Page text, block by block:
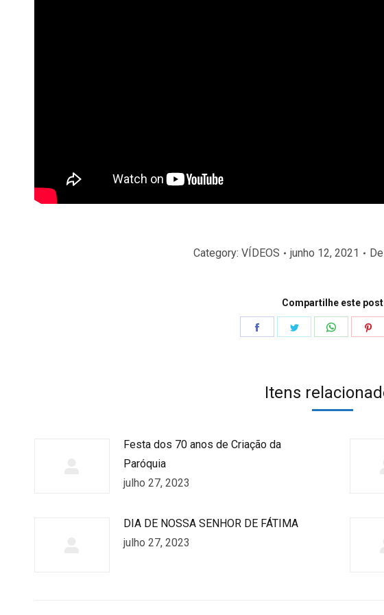
Category: VÍDEOS junho 12, 2021
Compartilhe este post
Share
Share
Itens
Festa dos 70 anos de Criação da
Paróquia
julho 27, 2023
DIA DE NOSSA SENHOR DE FÁTIMA
julho 27, 2023